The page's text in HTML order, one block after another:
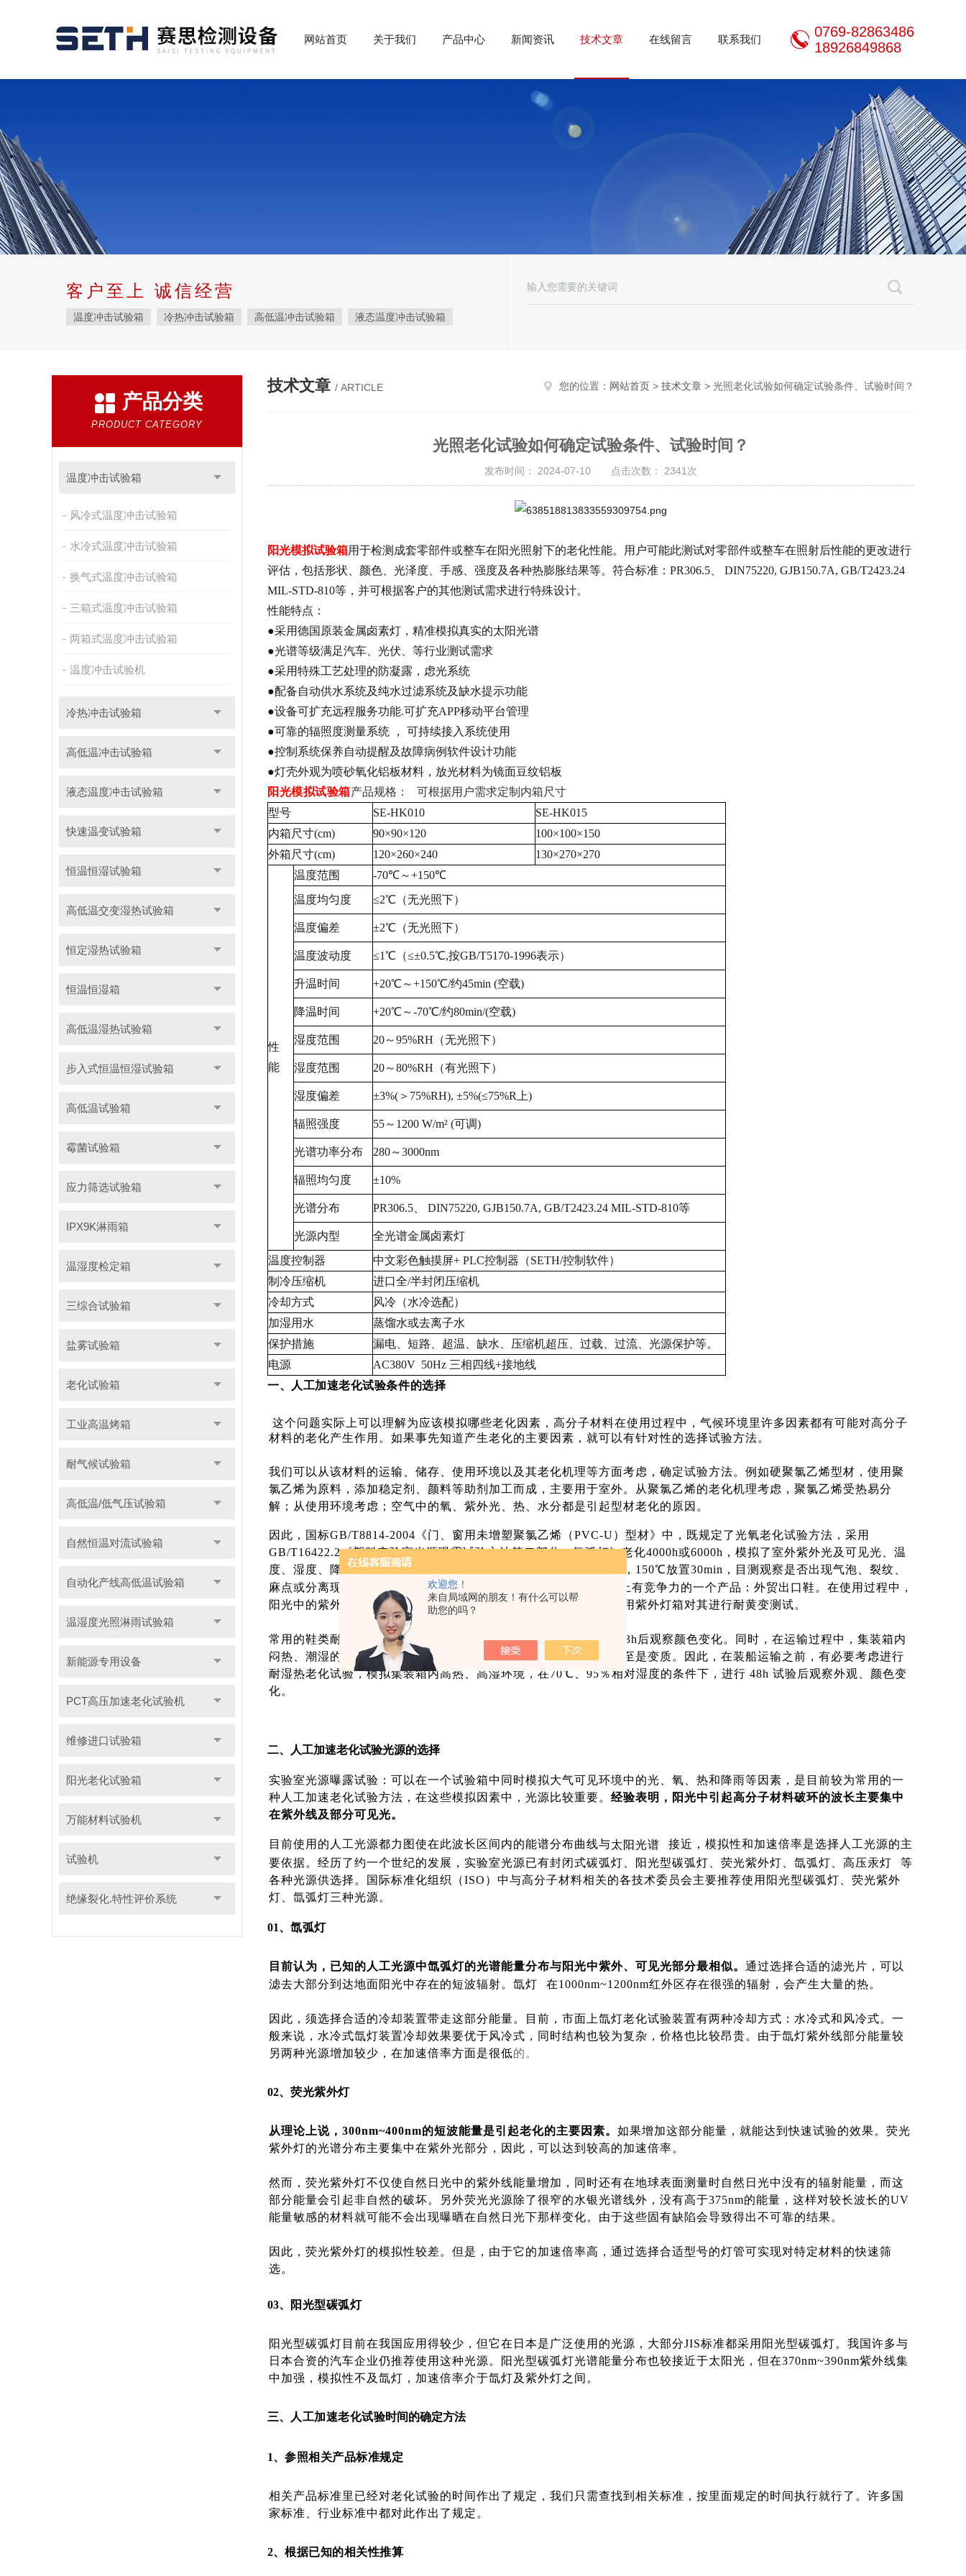
欢迎您！
来自局域网的朋友！有什么可以帮
助您的吗？
网站首页 关于我们 产品中心 新闻资讯 技术文章 在线留言 联系我们
0769-82863486
18926849868
客户至上 诚信经营
温度冲击试验箱 冷热冲击试验箱 高低温冲击试验箱 液态温度冲击试验箱
霉菌试验箱 应力筛选试验箱 IPX9K淋雨箱 温湿度检定箱
盐雾试验箱 老化试验箱
自然恒温对流试验箱 自动化产线高低温试验箱
新能源专用设备 PCT高压加速老化试验机
产品分类
PRODUCT CATEGORY
温度冲击试验箱
风冷式温度冲击试验箱
水冷式温度冲击试验箱
换气式温度冲击试验箱
三箱式温度冲击试验箱
两箱式温度冲击试验箱
温度冲击试验机
冷热冲击试验箱
高低温冲击试验箱
液态温度冲击试验箱
快速温变试验箱
恒温恒湿试验箱
高低温交变湿热试验箱
恒定湿热试验箱
恒温恒湿箱
高低温湿热试验箱
步入式恒温恒湿试验箱
高低温试验箱
霉菌试验箱
应力筛选试验箱
IPX9K淋雨箱
温湿度检定箱
三综合试验箱
盐雾试验箱
老化试验箱
工业高温烤箱
耐气候试验箱
高低温/低气压试验箱
自然恒温对流试验箱
自动化产线高低温试验箱
温湿度光照淋雨试验箱
新能源专用设备
PCT高压加速老化试验机
维修进口试验箱
阳光老化试验箱
万能材料试验机
试验机
绝缘裂化.特性评价系统
技术文章 / ARTICLE 您的位置： 网站首页 > 技术文章 > 光照老化试验如何确定试验条件、试验时间？
光照老化试验如何确定试验条件、试验时间？
发布时间： 2024-07-10 点击次数： 2341次
阳光模拟试验箱用于检测成套零部件或整车在阳光照射下的老化性能。用户可能此测试对零部件或整车在照射后性能的更改进行
评估，包括形状、颜色、光泽度、手感、强度及各种热膨胀结果等。符合标准： PR306.5、 DIN75220, GJB150.7A, GB/T2423.24
MIL-STD-810等，并可根据客户的其他测试需求进行特殊设计。
性能特点：
●采用德国原装金属卤素灯，精准模拟真实的太阳光谱
●光谱等级满足汽车、光伏、等行业测试需求
●采用特殊工艺处理的防凝露，虑光系统
●配备自动供水系统及纯水过滤系统及缺水提示功能
●设备可扩充远程服务功能.可扩充APP移动平台管理
●可靠的辐照度测量系统 ， 可持续接入系统使用
●控制系统保养自动提醒及故障病例软件设计功能
●灯壳外观为喷砂氧化铝板材料，放光材料为镜面豆纹铝板
阳光模拟试验箱产品规格： 可根据用户需求定制内箱尺寸
型号
SE-HK010
SE-HK015
内箱尺寸(cm)
90×90×120
100×100×150
外箱尺寸(cm)
120×260×240 130×270×270
性
能
温度范围
-70℃～+150℃
温度均匀度
≤2℃（无光照下）
温度偏差 ±2℃（无光照下）
温度波动度 ≤1℃（≤±0.5℃,按GB/T5170-1996表示）
升温时间 +20℃～+150℃/约45min (空载)
降温时间 +20℃～-70℃/约80min/(空载)
湿度范围 20～95%RH（无光照下）
湿度范围 20～80%RH（有光照下）
湿度偏差 ±3%(＞75%RH), ±5%(≤75%R上)
辐照强度 55～1200 W/m² (可调)
光谱功率分布 280～3000nm
辐照均匀度 ±10%
光谱分布 PR306.5、 DIN75220, GJB150.7A, GB/T2423.24 MIL-STD-810等
光源内型
全光谱金属卤素灯
温度控制器
中文彩色触摸屏+ PLC控制器（SETH/控制软件）
制冷压缩机
进口全/半封闭压缩机
冷却方式
风冷（水冷选配）
加湿用水
蒸馏水或去离子水
保护措施
漏电、短路、超温、缺水、压缩机超压、过载、过流、光源保护等。
电源
AC380V 50Hz 三相四线+接地线
一、人工加速老化试验条件的选择
这个问题实际上可以理解为应该模拟哪些老化因素，高分子材料在使用过程中，气候环境里许多因素都有可能对高分子
材料的老化产生作用。如果事先知道产生老化的主要因素，就可以有针对性的选择试验方法。
我们可以从该材料的运输、储存、使用环境以及其老化机理等方面考虑，确定试验方法。例如硬聚氯乙烯型材，使用聚
氯乙烯为原料，添加稳定剂、颜料等助剂加工而成，主要用于室外。从聚氯乙烯的老化机理考虑，聚氯乙烯受热易分
解；从使用环境考虑；空气中的氧、紫外光、热、水分都是引起型材老化的原因。
因此，国标GB/T8814-2004《门、窗用未增塑聚氯乙烯（PVC-U）型材》中，既规定了光氧老化试验方法，采用
GB/T16422.2《塑料实验室光源曝露试验方法第二部分：氙弧灯》老化4000h或6000h，模拟了室外紫外光及可见光、温
度、湿度、降雨等因素，同时又规定了热氧老化项目：加热后状态，150℃放置30min，目测观察是否出现气泡、裂纹、
麻点或分离现象
，以考察型材的耐热性能。又如我国在国际市场上有竞争力的一个产品：外贸出口鞋。在使用过程中，
阳光中的紫外线是引起鞋子变色、褪色的主要原因，因此，有必要用紫外灯箱对其进行耐黄变测试。
常用的鞋类耐黄变试验箱采用30W UV灯，样品离光源20cm，照射3h后观察颜色变化。同时，在运输过程中，集装箱内
闷热、潮湿的恶劣环境会引起鞋面、鞋底、胶水的变色、斑点，甚至是变质。因此，在装船运输之前，有必要考虑进行
耐湿热老化试验，模拟集装箱内高热、高湿环境，在70℃、95％相对湿度的条件下，进行 48h 试验后观察外观、颜色变
化。
二、人工加速老化试验光源的选择
实验室光源曝露试验：可以在一个试验箱中同时模拟大气可见环境中的光、氧、热和降雨等因素，是目前较为常用的一
种人工加速老化试验方法，在这些模拟因素中，光源比较重要。 经验表明，阳光中引起高分子材料破环的波长主要集中
在紫外线及部分可见光。
目前使用的人工光源都力图使在此波长区间内的能谱分布曲线与太阳光谱
接近，模拟性和加速倍率是选择人工光源的主
要依据。经历了约一个世纪的发展，实验室光源已有封闭式碳弧灯、阳光型碳弧灯、荧光紫外灯、氙弧灯、 高压汞灯
等
各种光源供选择。国际标准化组织（ISO）中与高分子材料相关的各技术委员会主要推荐使用阳光型碳弧灯、荧光紫外
灯、氙弧灯三种光源。
01、 氙弧灯
目前认为，已知的人工光源中氙弧灯的光谱能量分布与阳光中紫外、可见光部分最相似。 通过选择合适的滤光片，可以
滤去大部分到达地面阳光中存在的短波辐射。 氙灯 在1000nm~1200nm红外区存在很强的辐射，会产生大量的热。
因此，须选择合适的冷却装置带走这部分能量。目前，市面上氙灯老化试验装置有两种冷却方式：水冷式和风冷式。一
般来说，水冷式氙灯装置冷却效果要优于风冷式，同时结构也较为复杂，价格也比较昂贵。由于氙灯紫外线部分能量较
另两种光源增加较少，在加速倍率方面是很低的。
02、 荧光紫外灯
从理论上说，300nm~400nm的短波能量是引起老化的主要因素。 如果增加这部分能量，就能达到快速试验的效果。荧光
紫外灯的光谱分布主要集中在紫外光部分，因此，可以达到较高的加速倍率。
然而，荧光紫外灯不仅使自然日光中的紫外线能量增加，同时还有在地球表面测量时自然日光中没有的辐射能量，而这
部分能量会引起非自然的破坏。另外荧光光源除了很窄的水银光谱线外，没有高于375nm的能量，这样对较长波长的UV
能量敏感的材料就可能不会出现曝晒在自然日光下那样变化。由于这些固有缺陷会导致得出不可靠的结果。
因此，荧光紫外灯的模拟性较差。但是，由于它的加速倍率高，通过选择合适型号的灯管可实现对特定材料的快速筛
选。
03、 阳光型碳弧灯
阳光型碳弧灯目前在我国应用得较少，但它在日本是广泛使用的光源，大部分JIS标准都采用阳光型碳弧灯。我国许多与
日本合资的汽车企业仍推荐使用这种光源。阳光型碳弧灯光谱能量分布也较接近于太阳光，但在370nm~390nm紫外线集
中加强，模拟性不及氙灯，加速倍率介于氙灯及紫外灯之间。
三、 人工加速老化试验时间的确定方法
1、 参照相关产品标准规定
相关产品标准里已经对老化试验的时间作出了规定，我们只需查找到相关标准，按里面规定的时间执行就行了。许多国
家标准、行业标准中都对此作出了规定。
2、 根据已知的相关性推算